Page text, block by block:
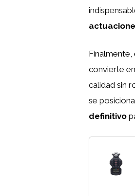
convierte
calidad sin
se
definitivo